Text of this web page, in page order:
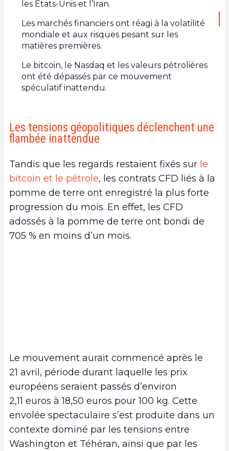
les États-Unis et l’Iran.
Les marchés financiers ont réagi à la volatilité
mondiale et aux risques pesant sur les
matières premières.
Le bitcoin, le Nasdaq et les valeurs pétrolières
ont été dépassés par ce mouvement
spéculatif inattendu.
Les tensions géopolitiques déclenchent une
flambée inattendue
Tandis que les regards restaient fixés sur le
bitcoin et le pétrole, les contrats CFD liés à la
pomme de terre ont enregistré la plus forte
progression du mois. En effet, les CFD
adossés à la pomme de terre ont bondi de
705 % en moins d’un mois.
Le mouvement aurait commencé après le
21 avril, période durant laquelle les prix
européens seraient passés d’environ
2,11 euros à 18,50 euros pour 100 kg. Cette
envolée spectaculaire s’est produite dans un
contexte dominé par les tensions entre
Washington et Téhéran, ainsi que par les